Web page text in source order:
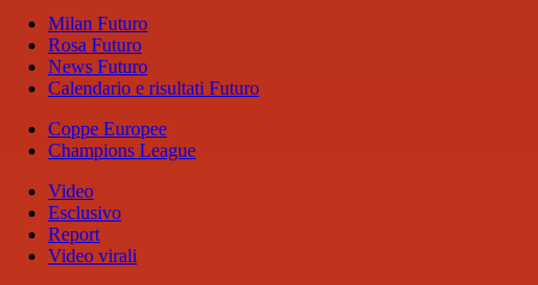
Milan Futuro
Rosa Futuro
News Futuro
Calendario e risultati Futuro
Coppe Europee
Champions League
Video
Esclusivo
Report
Video virali